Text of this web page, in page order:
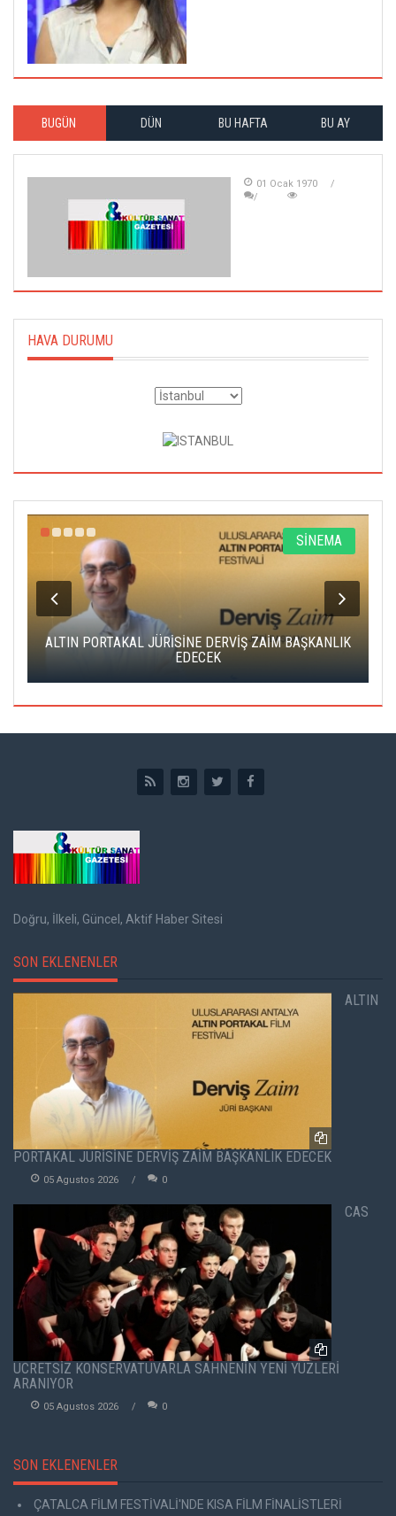
BUGÜN DÜN BU HAFTA BU AY
01 Ocak 1970
HAVA DURUMU
SİNEMA
ALTIN PORTAKAL JÜRİSİNE DERVİŞ ZAİM BAŞKANLIK
EDECEK
Doğru, İlkeli, Güncel, Aktif Haber Sitesi
SON EKLENENLER
ALTIN
PORTAKAL JÜRİSİNE DERVİŞ ZAİM BAŞKANLIK EDECEK
05 Agustos 2026 0
CAS
ÜCRETSİZ KONSERVATUVARLA SAHNENİN YENİ YÜZLERİ
ARANIYOR
05 Agustos 2026 0
SON EKLENENLER
ÇATALCA FİLM FESTİVALİ'NDE KISA FİLM FİNALİSTLERİ